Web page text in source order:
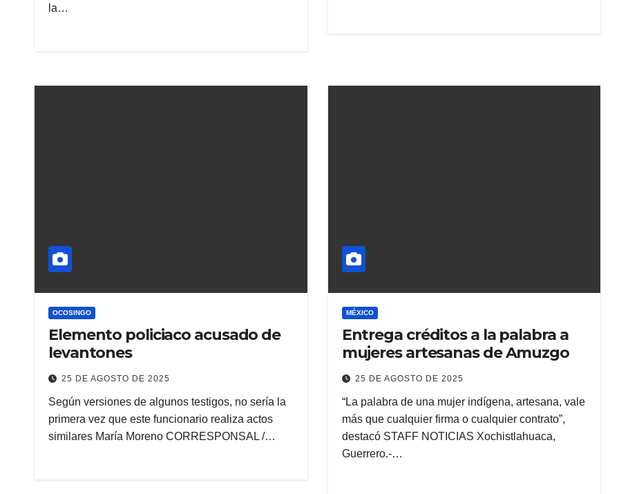
la…
OCOSINGO
Elemento policiaco acusado de
levantones
25 DE AGOSTO DE 2025
Según versiones de algunos testigos, no sería la
primera vez que este funcionario realiza actos
similares María Moreno CORRESPONSAL /…
MÉXICO
Entrega créditos a la palabra a
mujeres artesanas de Amuzgo
25 DE AGOSTO DE 2025
“La palabra de una mujer indígena, artesana, vale
más que cualquier firma o cualquier contrato”,
destacó STAFF NOTICIAS Xochistlahuaca,
Guerrero.-…